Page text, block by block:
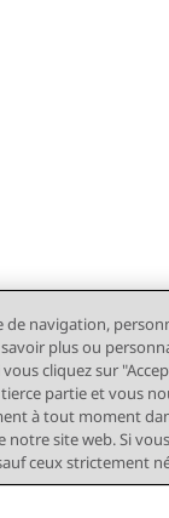
navigation,
plus ou
cliquez sur
partie et vous
à tout moment
site web. Si
ceux strictement